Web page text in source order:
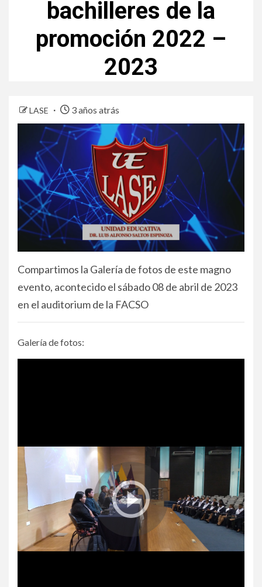
bachilleres de la
promoción 2022 –
2023
LASE 3 años atrás
Compartimos la Galería de fotos de este magno
evento, acontecido el sábado 08 de abril de 2023
en el auditorium de la FACSO
Galería de fotos: